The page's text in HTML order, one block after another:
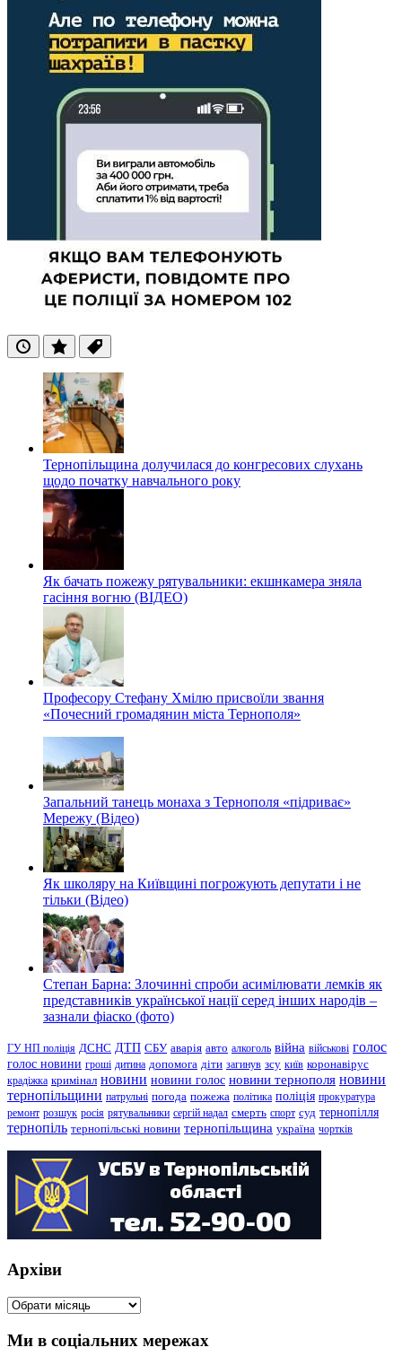
ОстанніПопулярні
Теги
Тернопільщина долучилася до конгресових слухань
щодо початку навчального року
Як бачать пожежу рятувальники: екшнкамера зняла
гасіння вогню (ВІДЕО)
Професору Стефану Хмілю присвоїли звання
«Почесний громадянин міста Тернополя»
Запальний танець монаха з Тернополя «підриває»
Мережу (Відео)
Як школяру на Київщині погрожують депутати і не
тільки (Відео)
Степан Барна: Злочинні спроби асимілювати лемків як
представників української нації серед інших народів –
зазнали фіаско (фото)
ГУ НП поліція ДСНС ДТП СБУ аварія авто алкоголь війна військові голос
голос новини гроші дитина допомога діти загинув зсу київ коронавірус
крадіжка кримінал новини новини голос новини тернополя новини
тернопільщини патрульні погода пожежа політика поліція прокуратура
ремонт розшук росія рятувальники сергій надал смерть спорт суд тернопілля
тернопіль тернопільські новини тернопільщина україна чортків
Архіви
Архіви
Ми в соціальних мережах